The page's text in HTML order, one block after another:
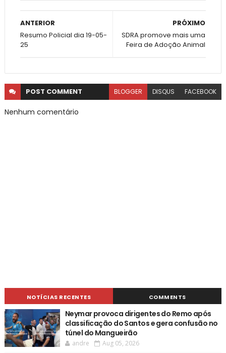
PRÓXIMO
SDRA promove mais uma
Feira de Adoção Animal
ANTERIOR
Resumo Policial dia 19-05-
25
POST COMMENT BLOGGER DISQUS FACEBOOK
Nenhum comentário
NOTÍCIAS RECENTES COMMENTS
Neymar provoca dirigentes do Remo após
classificação do Santos e gera confusão no
túnel do Mangueirão
andre Aug 05, 2026